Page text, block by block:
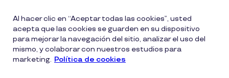
Transformá tu empresa hoy
Al hacer clic en “Aceptar todas las cookies”, usted
acepta que las cookies se guarden en su dispositivo
para mejorar la navegación del sitio, analizar el uso del
mismo, y colaborar con nuestros estudios para
marketing. Política de cookies